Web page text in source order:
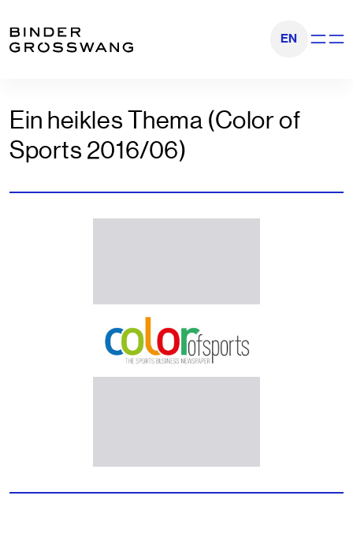
EN
Ein heikles Thema (Color of
Sports 2016/06)